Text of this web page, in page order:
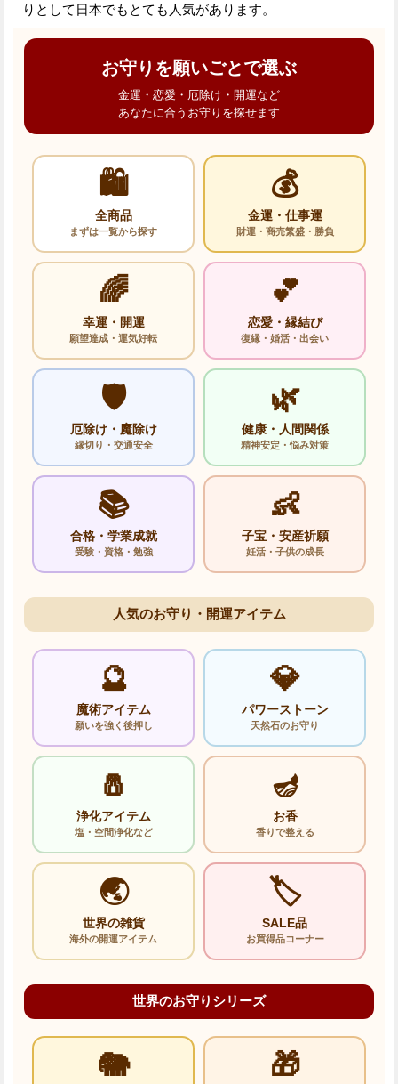
りとして日本でもとても人気があります。
お守りを願いごとで選ぶ
金運・恋愛・厄除け・開運など
あなたに合うお守りを探せます
🛍️
全商品
まずは一覧から探す
💰
金運・仕事運
財運・商売繁盛・勝負
🌈
幸運・開運
願望達成・運気好転
💕
恋愛・縁結び
復縁・婚活・出会い
🛡️
厄除け・魔除け
縁切り・交通安全
🌿
健康・人間関係
精神安定・悩み対策
📚
合格・学業成就
受験・資格・勉強
👶
子宝・安産祈願
妊活・子供の成長
人気のお守り・開運アイテム
🔮
魔術アイテム
願いを強く後押し
💎
パワーストーン
天然石のお守り
🧂
浄化アイテム
塩・空間浄化など
🪔
お香
香りで整える
🌏
世界の雑貨
海外の開運アイテム
🏷️
SALE品
お買得品コーナー
世界のお守りシリーズ
🐘 🎁